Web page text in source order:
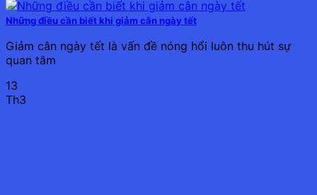
Những điều cần biết khi giảm cân ngày tết
Giảm cân ngày tết là vấn đề nóng hổi luôn thu hút sự
quan tâm
13
Th3